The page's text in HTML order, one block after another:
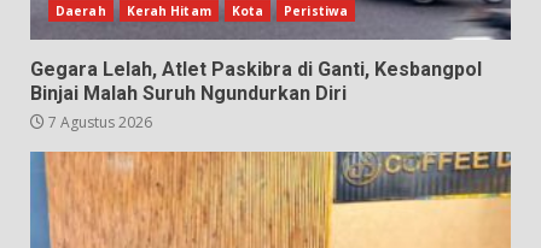
Daerah Kerah Hitam Kota Peristiwa
Gegara Lelah, Atlet Paskibra di Ganti, Kesbangpol
Binjai Malah Suruh Ngundurkan Diri
7 Agustus 2026